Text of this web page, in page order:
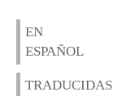
EN
ESPAÑOL
TRADUCIDAS